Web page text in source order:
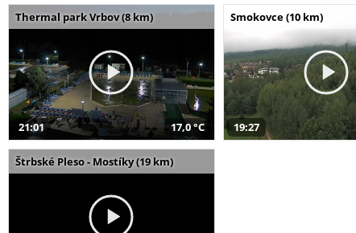
Thermal park Vrbov (8 km)
21:01 17,0 °C
Smokovce (10 km)
19:27
Štrbské Pleso - Mostíky (19 km)